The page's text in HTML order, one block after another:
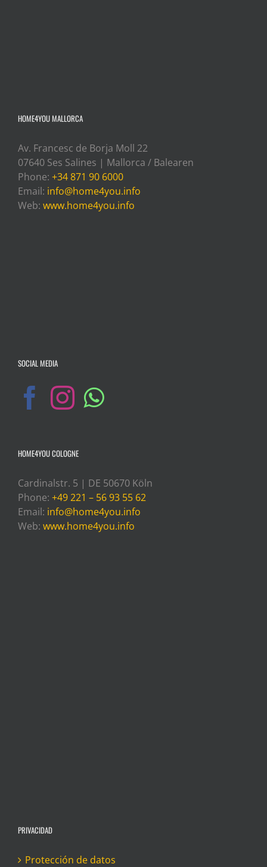
HOME4YOU MALLORCA
Av. Francesc de Borja Moll 22
07640 Ses Salines | Mallorca / Balearen
Phone: +34 871 90 6000
Email: info@home4you.info
Web: www.home4you.info
SOCIAL MEDIA
HOME4YOU COLOGNE
Cardinalstr. 5 | DE 50670 Köln
Phone: +49 221 – 56 93 55 62
Email: info@home4you.info
Web: www.home4you.info
PRIVACIDAD
Protección de datos